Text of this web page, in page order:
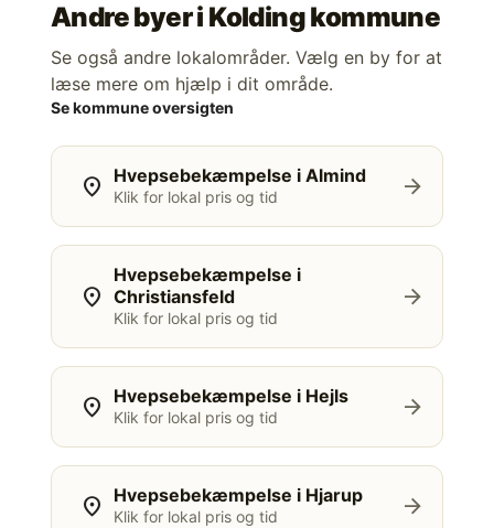
Andre byer i Kolding kommune
Se også andre lokalområder. Vælg en by for at
læse mere om hjælp i dit område.
Se kommune oversigten
location_on Hvepsebekæmpelse i Almind
Klik for lokal pris og tid arrow_forward
location_on
Hvepsebekæmpelse i
Christiansfeld
Klik for lokal pris og tid
arrow_forward
location_on Hvepsebekæmpelse i Hejls
Klik for lokal pris og tid arrow_forward
location_on Hvepsebekæmpelse i Hjarup
Klik for lokal pris og tid arrow_forward